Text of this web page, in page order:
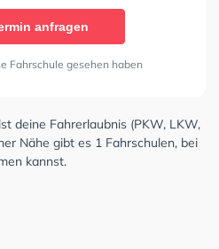
anfragen
Fahrschule gesehen haben
deine Fahrerlaubnis (PKW, LKW,
Nähe gibt es 1 Fahrschulen, bei
kannst.